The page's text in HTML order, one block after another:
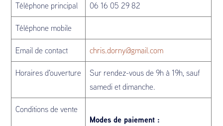
Téléphone principal 06 16 05 29 82
Téléphone mobile
Email de contact chris.dorny@gmail.com
Horaires d'ouverture
Sur rendez-vous de 9h à 19h, sauf
samedi et dimanche.
Conditions de vente
Modes de paiement :